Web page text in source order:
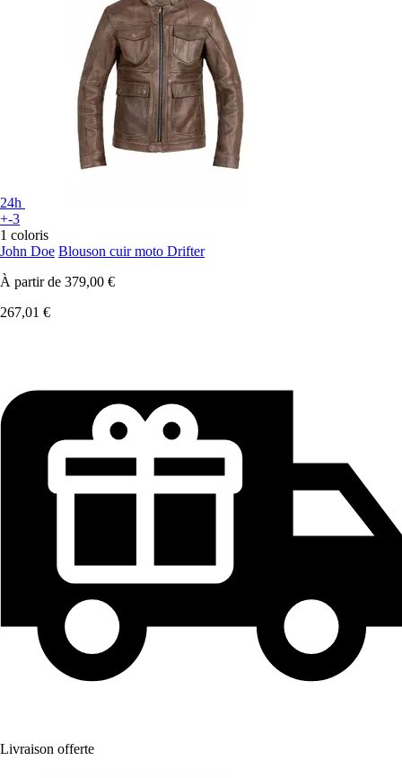
24h
+-3
1 coloris
John Doe Blouson cuir moto Drifter
À partir de 379,00 €
267,01 €
Livraison offerte